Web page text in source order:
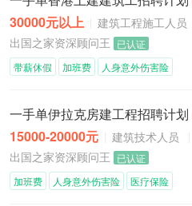
30000元以上 建筑工程施工人员
出国之家资深顾问王 已认证
带薪休假 加班费 人身意外伤害险
一手单伊拉克房建工程招聘计划
15000-20000元 建筑技术人员
出国之家资深顾问王 已认证
加班费 人身意外伤害险 医疗保险